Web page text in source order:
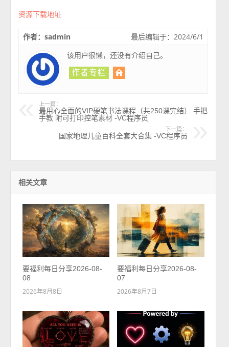
资源下载地址
最后编辑于：2024/6/1
作者：sadmin
该用户很懒，还没有介绍自己。
上一篇：
最用心全面的VIP硬笔书法课程（共250课完结） 手把
手教 附可打印控笔素材 -VC程序员
下一篇：
国家地理儿童百科全套大合集 -VC程序员
相关文章
要福利每日分享2026-08-
08
2026年8月8日
要福利每日分享2026-08-
07
2026年8月7日